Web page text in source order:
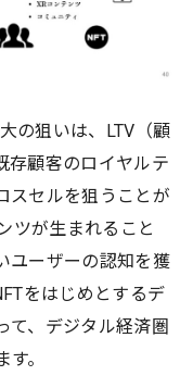
の狙いは、LTV（顧
存顧客のロイヤルテ
スセルを狙うことが
ツが生まれること
ユーザーの認知を獲
をはじめとするデ
て、デジタル経済圏
。